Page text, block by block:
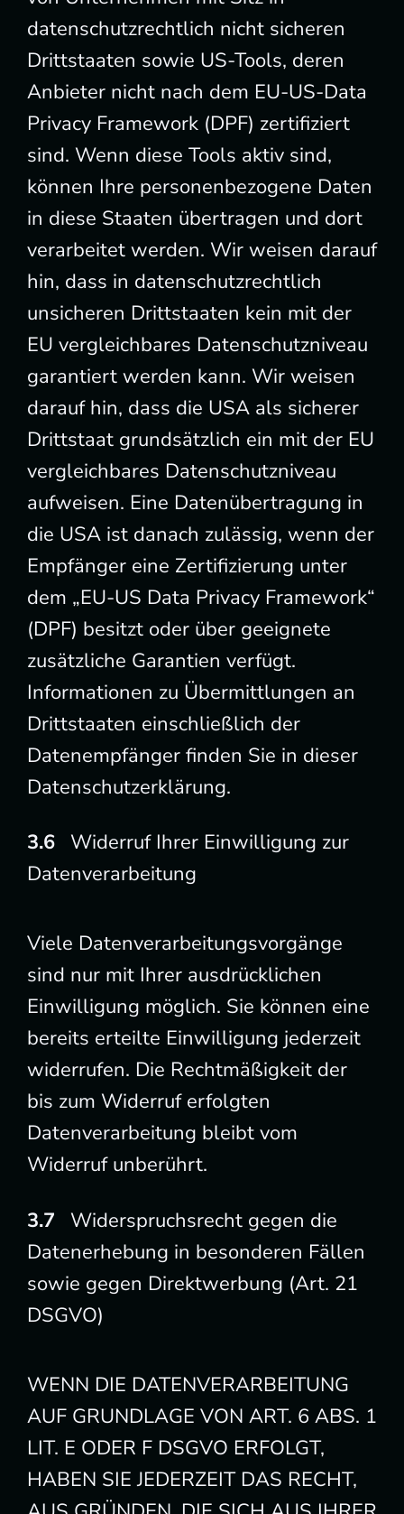
datenschutzrechtlich nicht sicheren
Drittstaaten sowie US-Tools, deren
Anbieter nicht nach dem EU-US-Data
Privacy Framework (DPF) zertifiziert
sind. Wenn diese Tools aktiv sind,
können Ihre personenbezogene Daten
in diese Staaten übertragen und dort
verarbeitet werden. Wir weisen darauf
hin, dass in datenschutzrechtlich
unsicheren Drittstaaten kein mit der
EU vergleichbares Datenschutzniveau
garantiert werden kann. Wir weisen
darauf hin, dass die USA als sicherer
Drittstaat grundsätzlich ein mit der EU
vergleichbares Datenschutzniveau
aufweisen. Eine Datenübertragung in
die USA ist danach zulässig, wenn der
Empfänger eine Zertifizierung unter
dem „EU-US Data Privacy Framework“
(DPF) besitzt oder über geeignete
zusätzliche Garantien verfügt.
Informationen zu Übermittlungen an
Drittstaaten einschließlich der
Datenempfänger finden Sie in dieser
Datenschutzerklärung.
Widerruf Ihrer Einwilligung zur
Datenverarbeitung
Viele Datenverarbeitungsvorgänge
sind nur mit Ihrer ausdrücklichen
Einwilligung möglich. Sie können eine
bereits erteilte Einwilligung jederzeit
widerrufen. Die Rechtmäßigkeit der
bis zum Widerruf erfolgten
Datenverarbeitung bleibt vom
Widerruf unberührt.
Widerspruchsrecht gegen die
Datenerhebung in besonderen Fällen
sowie gegen Direktwerbung (Art. 21
DSGVO)
WENN DIE DATENVERARBEITUNG
AUF GRUNDLAGE VON ART. 6 ABS. 1
LIT. E ODER F DSGVO ERFOLGT,
HABEN SIE JEDERZEIT DAS RECHT,